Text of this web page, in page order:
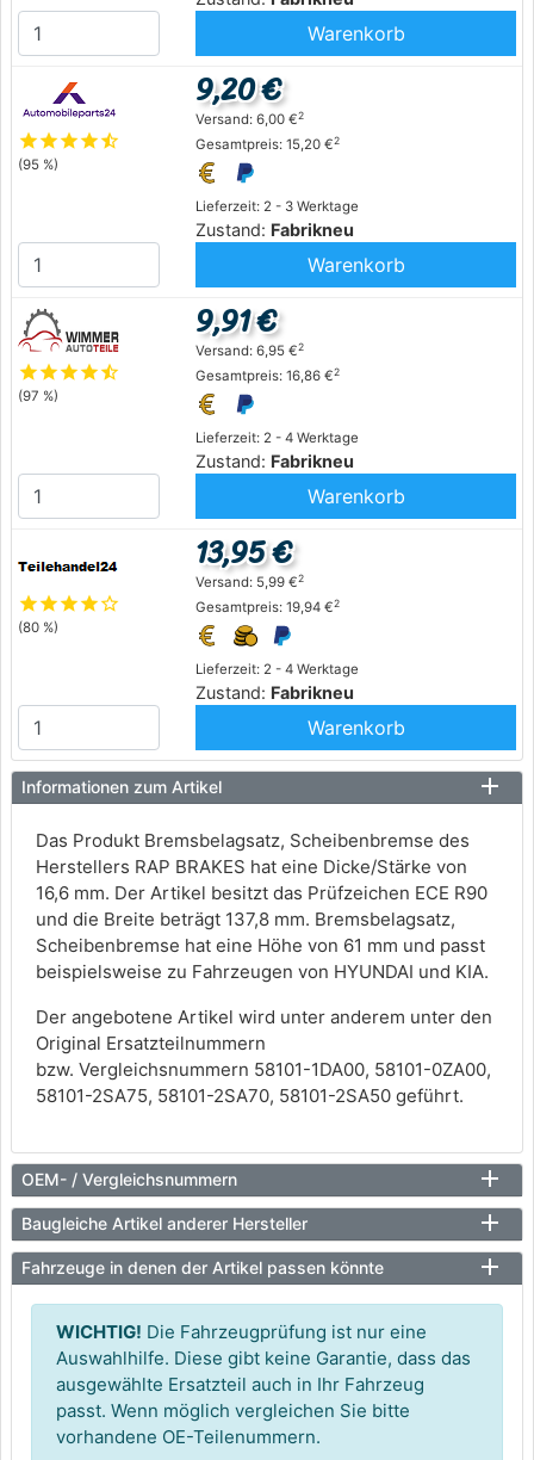
Warenkorb
starstarstarstarstar_half
(95 %)
Lieferzeit: 2 - 3 Werktage
Zustand: Fabrikneu
9,20 €
Versand: 6,00 €2
Gesamtpreis: 15,20 €2
Warenkorb
starstarstarstarstar_half
(97 %)
Lieferzeit: 2 - 4 Werktage
Zustand: Fabrikneu
9,91 €
Versand: 6,95 €2
Gesamtpreis: 16,86 €2
Warenkorb
starstarstarstarstar_outline
(80 %)
Lieferzeit: 2 - 4 Werktage
Zustand: Fabrikneu
13,95 €
Versand: 5,99 €2
Gesamtpreis: 19,94 €2
Warenkorb
Informationen zum Artikel
Das Produkt Bremsbelagsatz, Scheibenbremse des
Herstellers RAP BRAKES hat eine Dicke/Stärke von
16,6 mm. Der Artikel besitzt das Prüfzeichen ECE R90
und die Breite beträgt 137,8 mm. Bremsbelagsatz,
Scheibenbremse hat eine Höhe von 61 mm und passt
beispielsweise zu Fahrzeugen von HYUNDAI und KIA.
Der angebotene Artikel wird unter anderem unter den
Original Ersatzteilnummern
bzw. Vergleichsnummern 58101-1DA00, 58101-0ZA00,
58101-2SA75, 58101-2SA70, 58101-2SA50 geführt.
OEM- / Vergleichsnummern
Baugleiche Artikel anderer Hersteller
Fahrzeuge in denen der Artikel passen könnte
WICHTIG! Die Fahrzeugprüfung ist nur eine
Auswahlhilfe. Diese gibt keine Garantie, dass das
ausgewählte Ersatzteil auch in Ihr Fahrzeug
passt. Wenn möglich vergleichen Sie bitte
vorhandene OE-Teilenummern.